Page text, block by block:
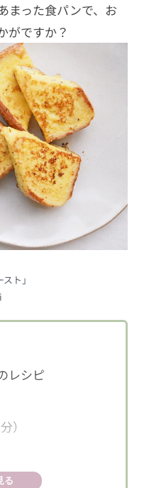
まった食パンで、お
がですか？
ト」
レシピ
）
レンジを楽しむ
る